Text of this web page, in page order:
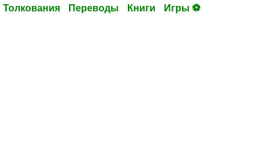
Толкования Переводы Книги Игры ⚽